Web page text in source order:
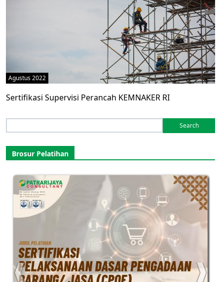
Agustus 2022
Sertifikasi Supervisi Perancah KEMNAKER RI
for:
Brosur Pelatihan